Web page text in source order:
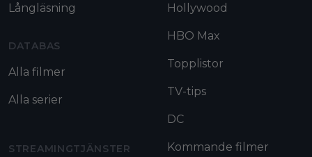
Långläsning
DATABAS
Alla filmer
Alla serier
STREAMINGTJÄNSTER
Hollywood
HBO Max
Topplistor
TV-tips
DC
Kommande filmer